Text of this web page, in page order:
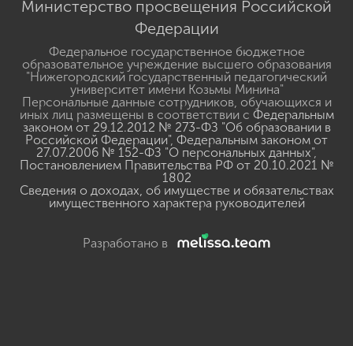
Министерство просвещения Российской
Федерации
Федеральное государственное бюджетное
образовательное учреждение высшего образования
"Нижегородский государственный педагогический
университет имени Козьмы Минина"
Персональные данные сотрудников, обучающихся и
иных лиц размещены в соответствии с Федеральным
законом от 29.12.2012 № 273-ФЗ "Об образовании в
Российской Федерации", Федеральным законом от
27.07.2006 № 152-ФЗ "О персональных данных",
Постановлением Правительства РФ от 20.10.2021 №
1802
Сведения о доходах, об имуществе и обязательствах
имущественного характера руководителей
Разработано в